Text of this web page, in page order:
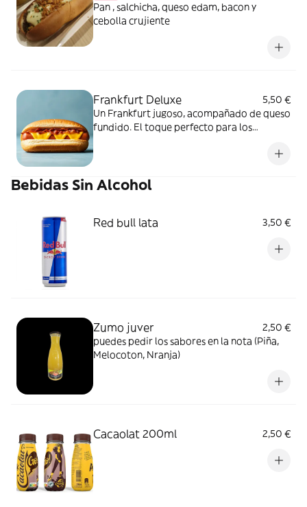
Pan , salchicha, queso edam, bacon y
cebolla crujiente
Frankfurt Deluxe
5,50 €
Un Frankfurt jugoso, acompañado de queso
fundido. El toque perfecto para los
Bebidas Sin Alcohol
Red bull lata 3,50 €
Zumo juver
2,50 €
puedes pedir los sabores en la nota (Piña,
Melocoton, Nranja)
Cacaolat 200ml 2,50 €